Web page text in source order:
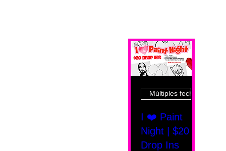
Múltiples fechas
I ❤️ Paint
Night | $20
Drop Ins